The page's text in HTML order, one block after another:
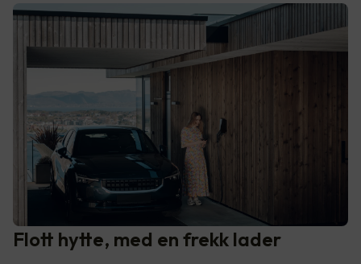
Flott hytte, med en frekk lader